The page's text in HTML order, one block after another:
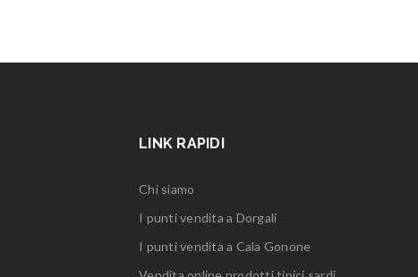
LINK RAPIDI
Chi siamo
I punti vendita a Dorgali
I punti vendita a Cala Gonone